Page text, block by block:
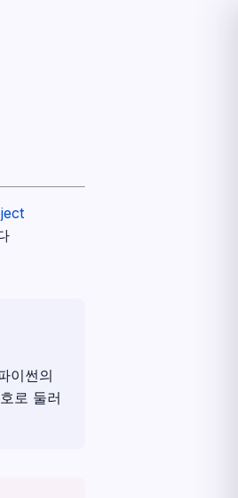
이썬의
로 둘러